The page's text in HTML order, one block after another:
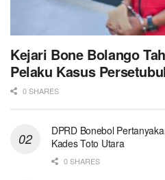
Kejari Bone Bolango
Pelaku Kasus
0 SHARES
DPRD Bonebol
Kades Toto Utara
0 SHARES